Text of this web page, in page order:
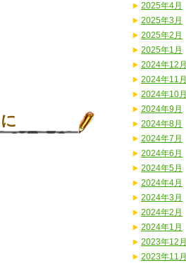
2025年4月
2025年3月
2025年2月
2025年1月
2024年12月
2024年11月
2024年10月
2024年9月
2024年8月
2024年7月
2024年6月
2024年5月
2024年4月
2024年3月
2024年2月
2024年1月
2023年12月
2023年11月